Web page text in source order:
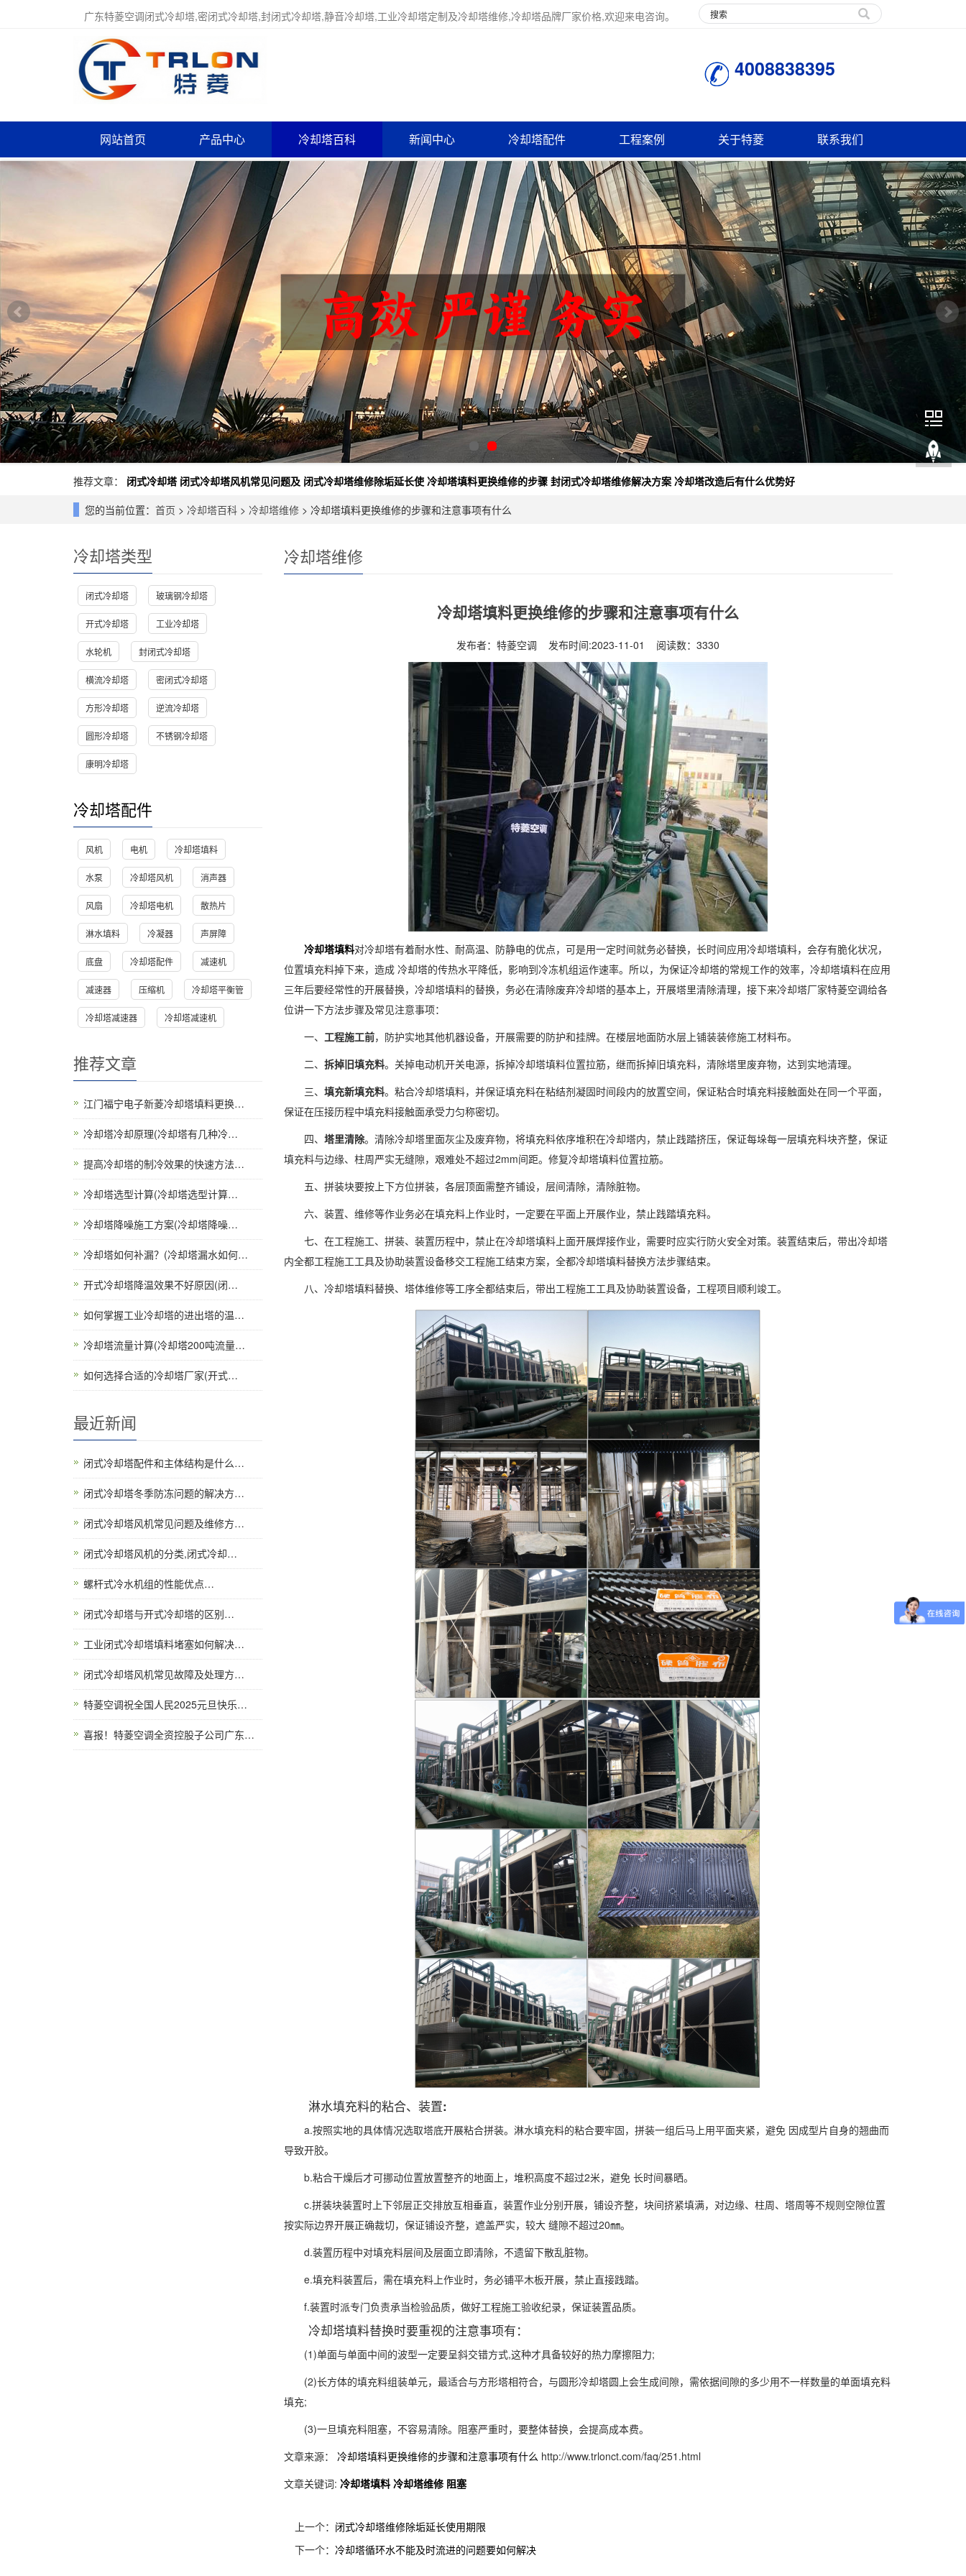
广东特菱空调闭式冷却塔,密闭式冷却塔,封闭式冷却塔,静音冷却塔,工业冷却塔定制及冷却塔维修,冷却塔品牌厂家价格,欢迎来电咨询。
4008838395
网站首页 产品中心 冷却塔百科 新闻中心 冷却塔配件 工程案例 关于特菱 联系我们
推荐文章： 闭式冷却塔 闭式冷却塔风机常见问题及 闭式冷却塔维修除垢延长使 冷却塔填料更换维修的步骤 封闭式冷却塔维修解决方案 冷却塔改造后有什么优势好
您的当前位置： 首页 > 冷却塔百科 > 冷却塔维修 > 冷却塔填料更换维修的步骤和注意事项有什么
冷却塔维修
冷却塔填料更换维修的步骤和注意事项有什么
发布者：特菱空调 发布时间:2023-11-01 阅读数：3330
冷却塔填料对冷却塔有着耐水性、耐高温、防静电的优点，可是用一定时间就务必替换，长时间应用冷却塔填料，会存有脆化状况，
位置填充料掉下来，造成 冷却塔的传热水平降低，影响到冷冻机组运作速率。所以，为保证冷却塔的常规工作的效率，冷却塔填料在应用
三年后要经常性的开展替换，冷却塔填料的替换，务必在清除废弃冷却塔的基本上，开展塔里清除清理，接下来冷却塔厂家特菱空调给各
位讲一下方法步骤及常见注意事项：
一、 工程施工前，防护实地其他机器设备，开展需要的防护和挂牌。在楼层地面防水层上铺装装修施工材料布。
二、 拆掉旧填充料。关掉电动机开关电源，拆掉冷却塔填料位置拉筋，继而拆掉旧填充料，清除塔里废弃物，达到实地清理。
三、 填充新填充料。粘合冷却塔填料，并保证填充料在粘结剂凝固时间段内的放置空间，保证粘合时填充料接触面处在同一个平面，
保证在压接历程中填充料接触面承受力匀称密切。
四、 塔里清除。清除冷却塔里面灰尘及废弃物，将填充料依序堆积在冷却塔内，禁止践踏挤压，保证每垛每一层填充料块齐整，保证
填充料与边缘、柱周严实无缝隙，艰难处不超过2mm间距。修复冷却塔填料位置拉筋。
五、拼装块要按上下方位拼装，各层顶面需整齐铺设，层间清除，清除脏物。
六、装置、维修等作业务必在填充料上作业时，一定要在平面上开展作业，禁止践踏填充料。
七、在工程施工、拼装、装置历程中，禁止在冷却塔填料上面开展焊接作业，需要时应实行防火安全对策。装置结束后，带出冷却塔
内全都工程施工工具及协助装置设备移交工程施工结束方案，全都冷却塔填料替换方法步骤结束。
八、冷却塔填料替换、塔体维修等工序全都结束后，带出工程施工工具及协助装置设备，工程项目顺利竣工。
淋水填充料的粘合、装置:
a.按照实地的具体情况选取塔底开展粘合拼装。淋水填充料的粘合要牢固，拼装一组后马上用平面夹紧，避免 因成型片自身的翘曲而
导致开胶。
b.粘合干燥后才可挪动位置放置整齐的地面上，堆积高度不超过2米，避免 长时间暴晒。
c.拼装块装置时上下邻层正交排放互相垂直，装置作业分别开展，铺设齐整，块间挤紧填满，对边缘、柱周、塔周等不规则空隙位置
按实际边界开展正确裁切，保证铺设齐整，遮盖严实，较大 缝隙不超过20㎜。
d.装置历程中对填充料层间及层面立即清除，不遗留下散乱脏物。
e.填充料装置后，需在填充料上作业时，务必铺平木板开展，禁止直接践踏。
f.装置时派专门负责承当检验品质，做好工程施工验收纪录，保证装置品质。
冷却塔填料替换时要重视的注意事项有：
(1)单面与单面中间的波型一定要呈斜交错方式,这种才具备较好的热力摩擦阻力;
(2)长方体的填充料组装单元，最适合与方形塔相符合，与圆形冷却塔圆上会生成间隙，需依据间隙的多少用不一样数量的单面填充料
填充;
(3)一旦填充料阻塞，不容易清除。阻塞严重时，要整体替换，会提高成本费。
文章来源：
冷却塔填料更换维修的步骤和注意事项有什么 http://www.trlonct.com/faq/251.html
文章关键词: 冷却塔填料 冷却塔维修 阻塞
上一个： 闭式冷却塔维修除垢延长使用期限
下一个： 冷却塔循环水不能及时流进的问题要如何解决
冷却塔类型
闭式冷却塔 玻璃钢冷却塔
开式冷却塔 工业冷却塔
水轮机 封闭式冷却塔
横流冷却塔 密闭式冷却塔
方形冷却塔 逆流冷却塔
圆形冷却塔 不锈钢冷却塔
康明冷却塔
冷却塔配件
风机 电机 冷却塔填料
水泵 冷却塔风机 消声器
风扇 冷却塔电机 散热片
淋水填料 冷凝器 声屏障
底盘 冷却塔配件 减速机
减速器 压缩机 冷却塔平衡管
冷却塔减速器 冷却塔减速机
推荐文章
江门福宁电子新菱冷却塔填料更换…
冷却塔冷却原理(冷却塔有几种冷…
提高冷却塔的制冷效果的快速方法…
冷却塔选型计算(冷却塔选型计算…
冷却塔降噪施工方案(冷却塔降噪…
冷却塔如何补漏？(冷却塔漏水如何…
开式冷却塔降温效果不好原因(闭…
如何掌握工业冷却塔的进出塔的温…
冷却塔流量计算(冷却塔200吨流量…
如何选择合适的冷却塔厂家(开式…
最近新闻
闭式冷却塔配件和主体结构是什么…
闭式冷却塔冬季防冻问题的解决方…
闭式冷却塔风机常见问题及维修方…
闭式冷却塔风机的分类,闭式冷却…
螺杆式冷水机组的性能优点…
闭式冷却塔与开式冷却塔的区别…
工业闭式冷却塔填料堵塞如何解决…
闭式冷却塔风机常见故障及处理方…
特菱空调祝全国人民2025元旦快乐…
喜报！特菱空调全资控股子公司广东…